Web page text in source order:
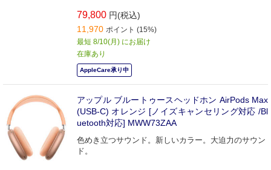
79,800 円(税込)
11,970 ポイント (15%)
最短 8/10(月) にお届け
在庫あり
AppleCare承り中
アップル ブルートゥースヘッドホン AirPods Max
(USB-C) オレンジ [ノイズキャンセリング対応 /Bl
uetooth対応] MWW73ZAA
色めき立つサウンド。新しいカラー。大迫力のサウン
ド。